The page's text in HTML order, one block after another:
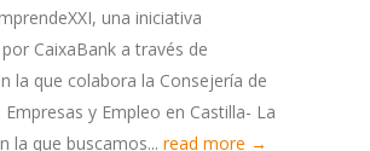
una iniciativa
CaixaBank a través de
la que colabora la Consejería de
y Empleo en Castilla- La
la que buscamos... read more →